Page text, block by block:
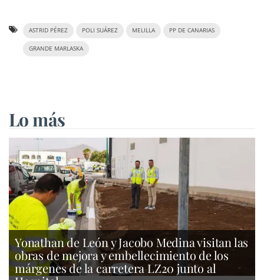
ASTRID PÉREZ POLI SUÁREZ MELILLA PP DE CANARIAS
GRANDE MARLASKA
Lo más
Yonathan de León y Jacobo Medina visitan las
obras de mejora y embellecimiento de los
márgenes de la carretera LZ20 junto al